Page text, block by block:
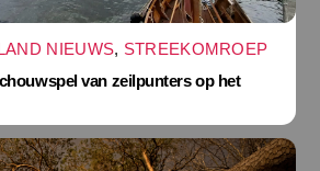
NIEUWS, STREEKOMROEP
van zeilpunters op het